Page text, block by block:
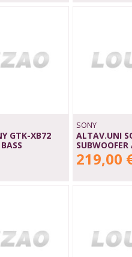
GTK-XB72
SONY
ALTAV.UNI
219,00